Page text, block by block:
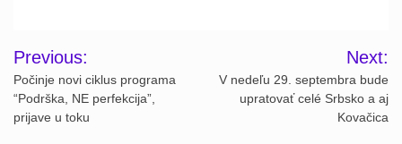
Post
navigation
Previous:
Počinje novi ciklus programa
“Podrška, NE perfekcija”,
prijave u toku
Next:
V nedeľu 29. septembra bude
upratovať celé Srbsko a aj
Kovačica